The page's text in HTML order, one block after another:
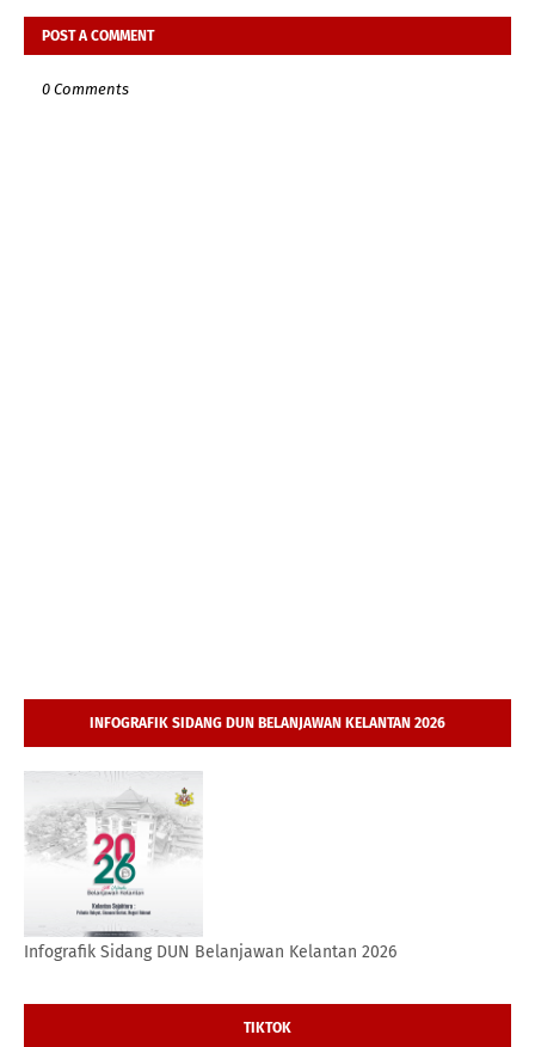
POST A COMMENT
0 Comments
INFOGRAFIK SIDANG DUN BELANJAWAN KELANTAN 2026
Infografik Sidang DUN Belanjawan Kelantan 2026
TIKTOK